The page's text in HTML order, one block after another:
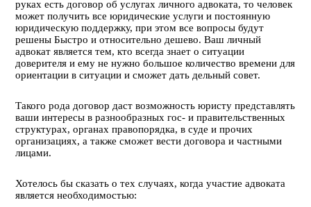
руках есть договор об услугах личного адвоката, то человек
может получить все юридические услуги и постоянную
юридическую поддержку, при этом все вопросы будут
решены Быстро и относительно дешево. Ваш личный
адвокат является тем, кто всегда знает о ситуации
доверителя и ему не нужно большое количество времени для
ориентации в ситуации и сможет дать дельный совет.
Такого рода договор даст возможность юристу представлять
ваши интересы в разнообразных гос- и правительственных
структурах, органах правопорядка, в суде и прочих
организациях, а также сможет вести договора и частными
лицами.
Хотелось бы сказать о тех случаях, когда участие адвоката
является необходимостью: